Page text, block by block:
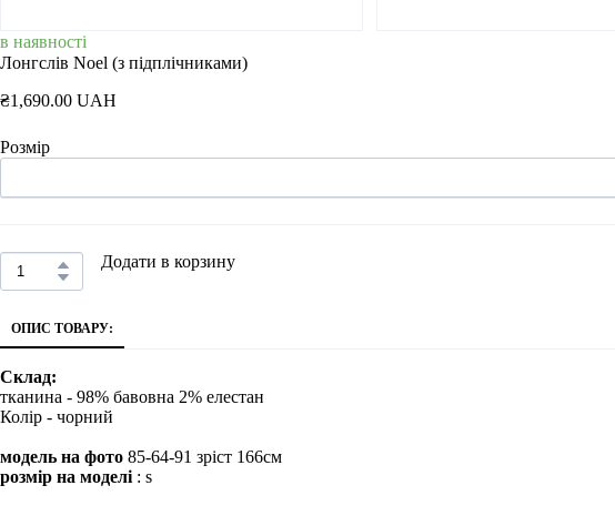
в наявності
Лонгслів Noel (з підплічниками)
₴1,690.00 UAH
Розмір
Додати в корзину
ОПИС ТОВАРУ:
Склад:
тканина - 98% бавовна 2% елестан
Колір - чорний
модель на фото 85-64-91 зріст 166см
розмір на моделі : s